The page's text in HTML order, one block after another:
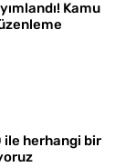
Kamu
ile herhangi bir